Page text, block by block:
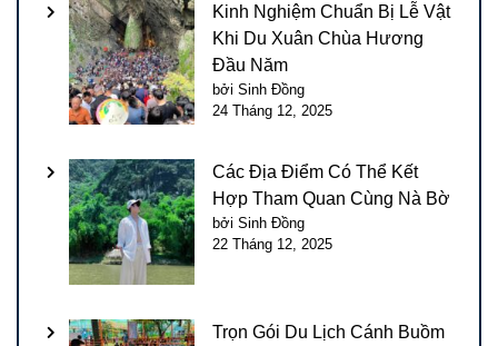
Kinh Nghiệm Chuẩn Bị Lễ Vật
Khi Du Xuân Chùa Hương
Đầu Năm
bởi Sinh Đồng
24 Tháng 12, 2025
Các Địa Điểm Có Thể Kết
Hợp Tham Quan Cùng Nà Bờ
bởi Sinh Đồng
22 Tháng 12, 2025
Trọn Gói Du Lịch Cánh Buồm